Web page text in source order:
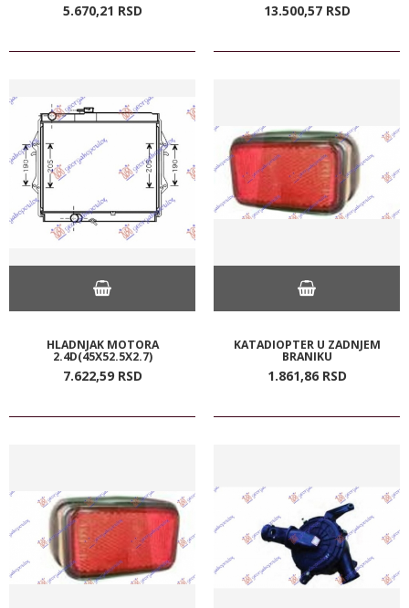
5.670,21 RSD 13.500,57 RSD
HLADNJAK MOTORA
2.4D(45X52.5X2.7)
7.622,59 RSD
KATADIOPTER U ZADNJEM
BRANIKU
1.861,86 RSD